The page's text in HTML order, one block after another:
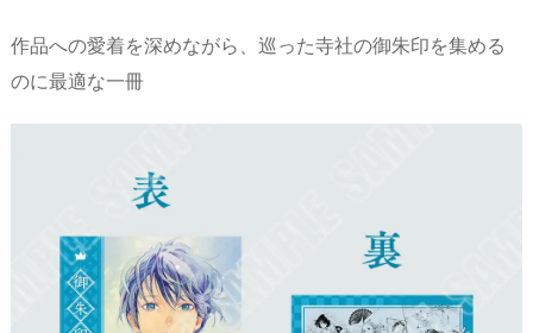
作品への愛着を深めながら、巡った寺社の御朱印を集める
のに最適な一冊